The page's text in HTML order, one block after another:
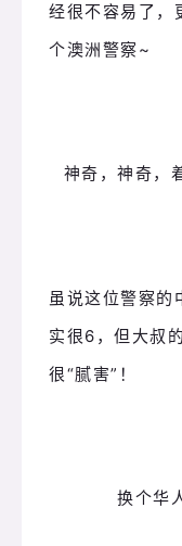
经很不容易了，
个澳洲警察~
神奇，神奇，
虽说这位警察的
实很6，但大叔
很“腻害”！
换个华